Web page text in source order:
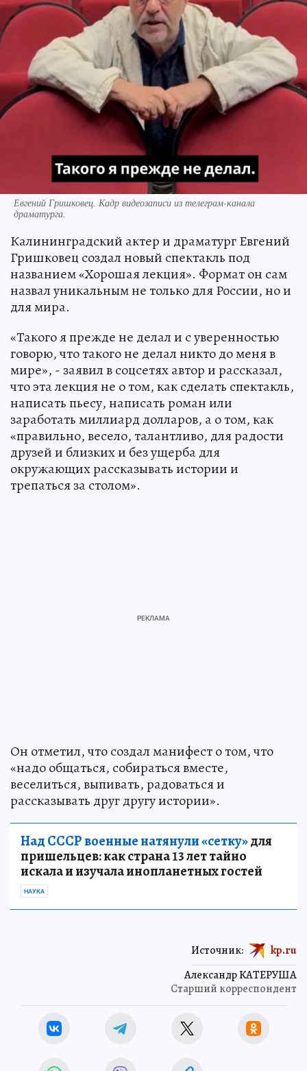
Евгений Гришковец. Кадр видеозаписи из телеграм-канала
драматурга.
Калининградский актер и драматург Евгений
Гришковец создал новый спектакль под
названием «Хорошая лекция». Формат он сам
назвал уникальным не только для России, но и
для мира.
«Такого я прежде не делал и с уверенностью
говорю, что такого не делал никто до меня в
мире», - заявил в соцсетях автор и рассказал,
что эта лекция не о том, как сделать спектакль,
написать пьесу, написать роман или
заработать миллиард долларов, а о том, как
«правильно, весело, талантливо, для радости
друзей и близких и без ущерба для
окружающих рассказывать истории и
трепаться за столом».
Он отметил, что создал манифест о том, что
«надо общаться, собираться вместе,
веселиться, выпивать, радоваться и
рассказывать друг другу истории».
Над СССР военные натянули «сетку»для
пришельцев: как страна 13 лет тайно
искала и изучала инопланетных гостей
НАУКА
Александр КАТЕРУША
Старший корреспондент
Источник: kp.ru